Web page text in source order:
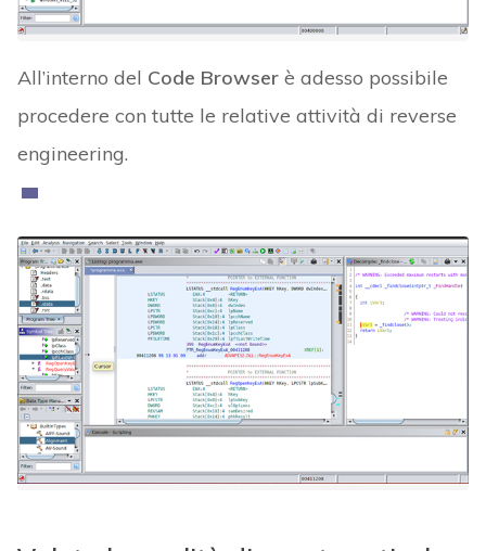
All’interno del Code Browserè adesso possibile
procedere con tutte le relative attività di reverse
engineering.